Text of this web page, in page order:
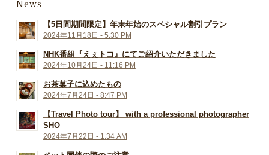
News
【5日間期間限定】年末年始のスペシャル割引プラン
2024年11月18日 - 5:30 PM
NHK番組『えぇトコ』にてご紹介いただきました
2024年10月24日 - 11:16 PM
お茶菓子に込めたもの
2024年7月24日 - 8:47 PM
【Travel Photo tour】 with a professional photographer
SHO
2024年7月22日 - 1:34 AM